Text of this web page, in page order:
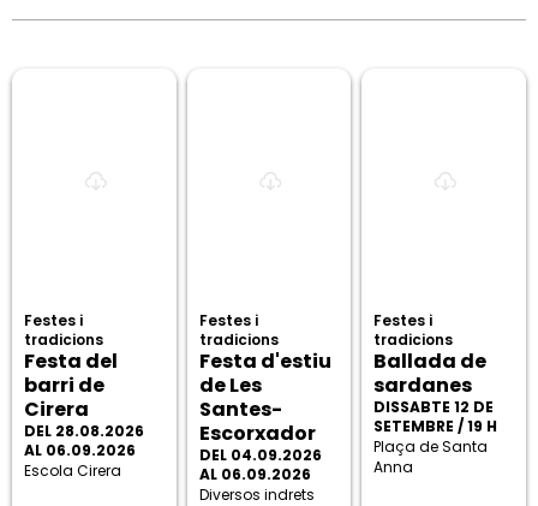
Festes i
tradicions
Festa del
barri de
Cirera
DEL 28.08.2026
AL 06.09.2026
Escola Cirera
Festes i
tradicions
Festa d'estiu
de Les
Santes-
Escorxador
DEL 04.09.2026
AL 06.09.2026
Diversos indrets
Festes i
tradicions
Ballada de
sardanes
DISSABTE 12 DE
SETEMBRE / 19 H
Plaça de Santa
Anna